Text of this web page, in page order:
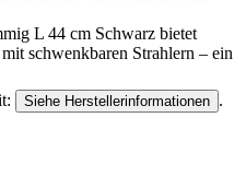
L 44 cm Schwarz bietet
schwenkbaren Strahlern – ein
Siehe Herstellerinformationen .